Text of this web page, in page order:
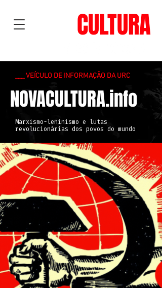
CULTURA
___ VEÍCULO DE INFORMAÇÃO DA URC
NOVACULTURA.info
Marxismo-leninismo e lutas
revolucionárias dos povos do mundo